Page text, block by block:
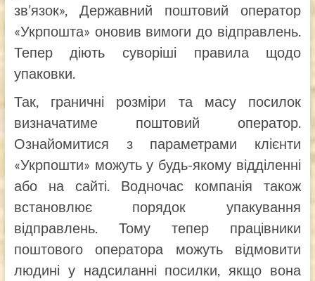
зв’язок», Державний поштовий оператор
«Укрпошта» оновив вимоги до відправлень.
Тепер діють суворіші правила щодо
упаковки.
Так, граничні розміри та масу посилок
визначатиме поштовий оператор.
Ознайомитися з параметрами клієнти
«Укрпошти» можуть у будь-якому відділенні
або на сайті. Водночас компанія також
встановлює порядок упакування
відправлень. Тому тепер працівники
поштового оператора можуть відмовити
людині у надсиланні посилки, якщо вона